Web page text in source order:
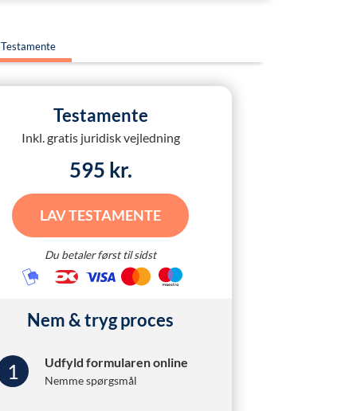
Testamente
Testamente
Inkl. gratis juridisk vejledning
595 kr.
LAV TESTAMENTE
Du betaler først til sidst
Nem & tryg proces
1 Udfyld formularen online
Nemme spørgsmål